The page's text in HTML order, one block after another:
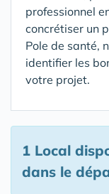
professionnel
concrétiser un
Pole de santé,
identifier les
votre projet.
1 Local
dans le